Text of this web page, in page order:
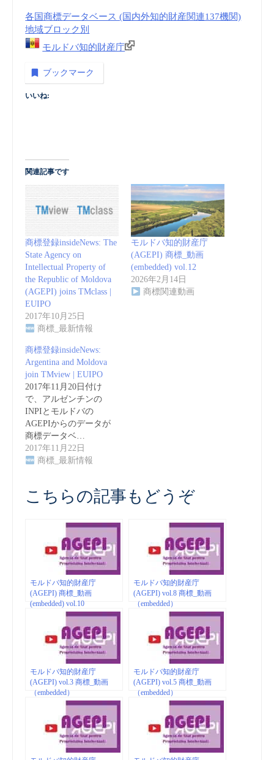
各国商標データベース (国内外知的財産関連137機関)
地域ブロック別
モルドバ知的財産庁
ブックマーク
いいね:
関連記事です
商標登録insideNews: The
State Agency on
Intellectual Property of
the Republic of Moldova
(AGEPI) joins TMclass |
EUIPO
2017年10月25日
商標_最新情報
モルドバ知的財産庁
(AGEPI) 商標_動画
(embedded) vol.12
2026年2月14日
商標関連動画
商標登録insideNews:
Argentina and Moldova
join TMview | EUIPO
2017年11月20日付け
で、アルゼンチンの
INPIとモルドバの
AGEPIからのデータが
商標データベ…
2017年11月22日
商標_最新情報
こちらの記事もどうぞ
モルドバ知的財産庁
(AGEPI) 商標_動画
(embedded) vol.10
モルドバ知的財産庁
(AGEPI) vol.8 商標_動画
（embedded）
モルドバ知的財産庁
(AGEPI) vol.3 商標_動画
（embedded）
モルドバ知的財産庁
(AGEPI) vol.5 商標_動画
（embedded）